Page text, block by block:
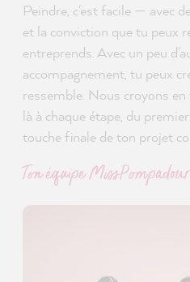
Peindre, c'est facile — avec
et la conviction que tu peux
entreprends. Avec un peu
accompagnement, tu peux
ressemble. Nous croyons
là à chaque étape, du
touche finale de ton projet
Ton équipe MissPompadour